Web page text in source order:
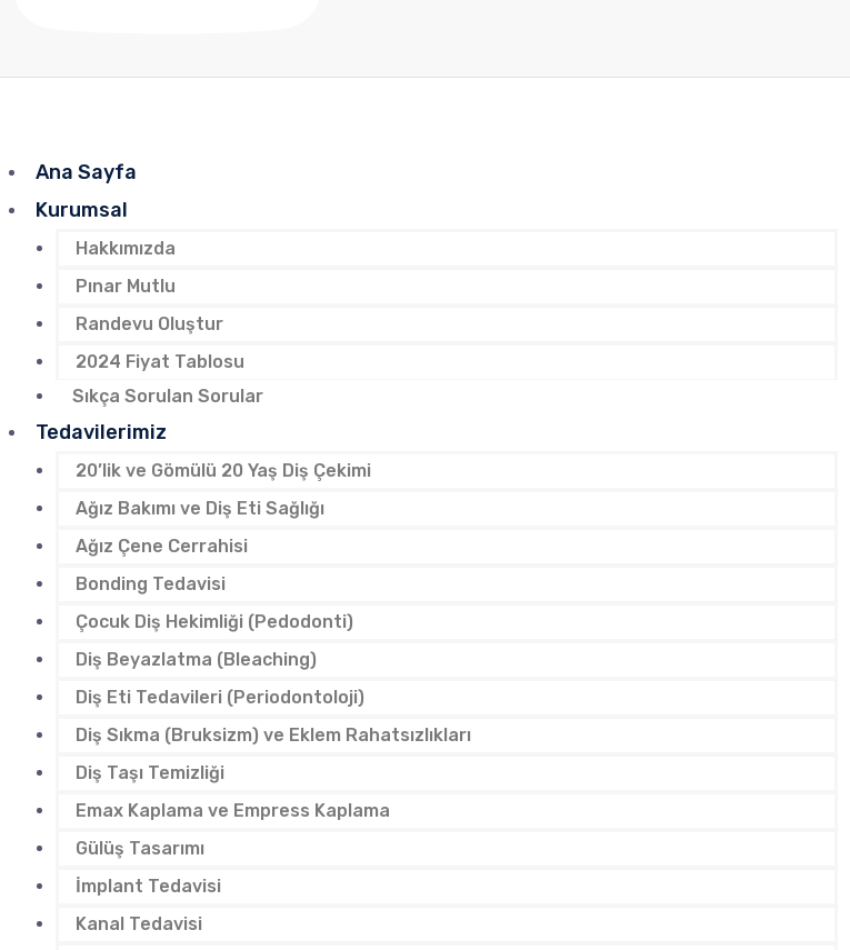
Ana Sayfa
Kurumsal
Hakkımızda
Pınar Mutlu
Randevu Oluştur
2024 Fiyat Tablosu
Sıkça Sorulan Sorular
Tedavilerimiz
20’lik ve Gömülü 20 Yaş Diş Çekimi
Ağız Bakımı ve Diş Eti Sağlığı
Ağız Çene Cerrahisi
Bonding Tedavisi
Çocuk Diş Hekimliği (Pedodonti)
Diş Beyazlatma (Bleaching)
Diş Eti Tedavileri (Periodontoloji)
Diş Sıkma (Bruksizm) ve Eklem Rahatsızlıkları
Diş Taşı Temizliği
Emax Kaplama ve Empress Kaplama
Gülüş Tasarımı
İmplant Tedavisi
Kanal Tedavisi